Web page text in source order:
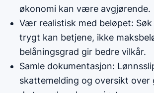
økonomi kan være avgjørende.
Vær realistisk med beløpet:
trygt kan betjene, ikke
belåningsgrad gir bedre vilkår.
Samle dokumentasjon:
skattemelding og oversikt over